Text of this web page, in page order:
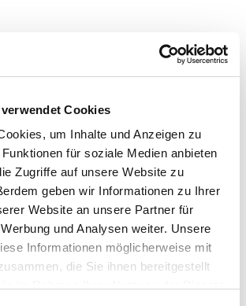
Cookies
um Inhalte und Anzeigen zu
für soziale Medien anbieten
Zugriffe auf unsere Website zu
geben wir Informationen zu Ihrer
Website an unsere Partner für
und Analysen weiter. Unsere
Informationen möglicherweise mit
die Sie ihnen bereitgestellt